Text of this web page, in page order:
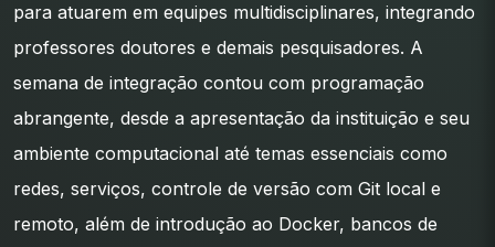
para atuarem em equipes multidisciplinares, integrando
professores doutores e demais pesquisadores. A
semana de integração contou com programação
abrangente, desde a apresentação da instituição e seu
ambiente computacional até temas essenciais como
redes, serviços, controle de versão com Git local e
remoto, além de introdução ao Docker, bancos de